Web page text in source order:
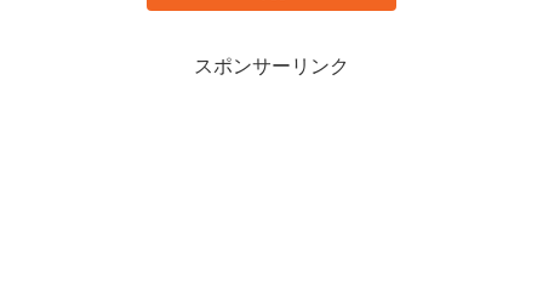
スポンサーリンク